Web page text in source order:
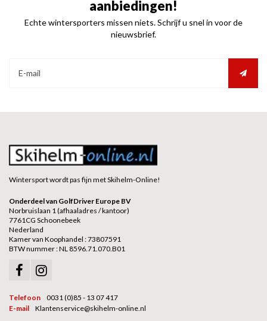
aanbiedingen!
Echte wintersporters missen niets. Schrijf u snel in voor de
nieuwsbrief.
Wintersport wordt pas fijn met Skihelm-Online!
Onderdeel van GolfDriver Europe BV
Norbruislaan 1 (afhaaladres / kantoor)
7761CG Schoonebeek
Nederland
Kamer van Koophandel : 73807591
BTW nummer : NL 8596.71.070.B01
Telefoon
0031 (0)85 - 13 07 417
E-mail
Klantenservice@skihelm-online.nl